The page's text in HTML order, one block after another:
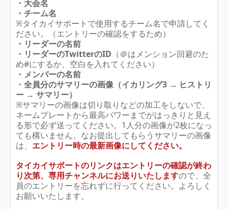
・大会名
・チーム名
※タイカイサポートで使用するチーム名で申請してく
ださい。（エントリーの確認をするため）
・リーダーの名前
・リーダーのTwitterのID （＠はメンション回避のた
め#にするか、空白を入れてください）
・メンバーの名前
・全員分のサマリーの画像（イカリング3 → ヒストリ
ー → サマリー）
※サマリーの画像は切り取りなどの加工をしないで、
ネームプレートから最高パワーまでがはっきりと見え
る形で必ず送ってください。1人分の画像が2枚になっ
ても構いません。なお提出してもらうサマリーの画像
は、 エントリー時の最新画像にしてください。
タイカイサポートのリンクはエントリーの確認が終わ
り次第、専用チャンネルにお送りいたしますので、全
員のエントリーを忘れずに行ってください。よろしく
お願いいたします。